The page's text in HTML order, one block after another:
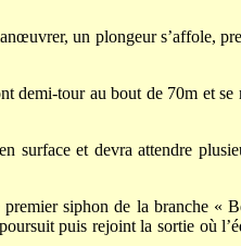
un plongeur s’affole,
demi-tour au bout de 70m et se
surface et devra attendre
siphon de la branche «
puis rejoint la sortie où